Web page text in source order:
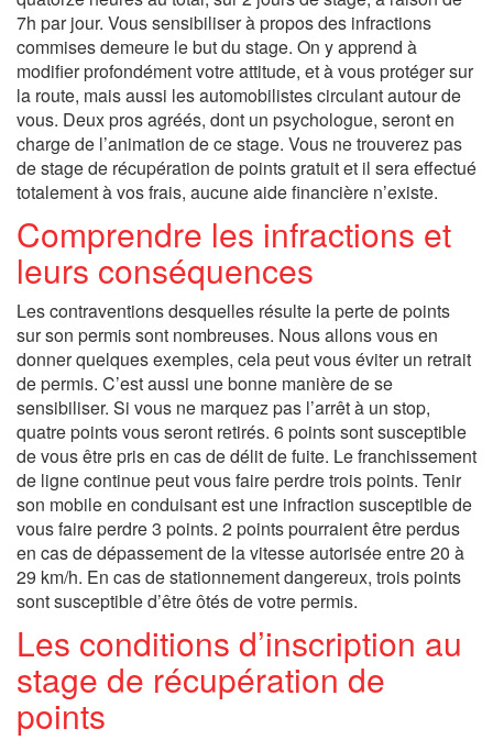
7h par jour. Vous sensibiliser à propos des infractions
commises demeure le but du stage. On y apprend à
modifier profondément votre attitude, et à vous protéger sur
la route, mais aussi les automobilistes circulant autour de
vous. Deux pros agréés, dont un psychologue, seront en
charge de l’animation de ce stage. Vous ne trouverez pas
de stage de récupération de points gratuit et il sera effectué
totalement à vos frais, aucune aide financière n’existe.
Comprendre les infractions et
leurs conséquences
Les contraventions desquelles résulte la perte de points
sur son permis sont nombreuses. Nous allons vous en
donner quelques exemples, cela peut vous éviter un retrait
de permis. C’est aussi une bonne manière de se
sensibiliser. Si vous ne marquez pas l’arrêt à un stop,
quatre points vous seront retirés. 6 points sont susceptible
de vous être pris en cas de délit de fuite. Le franchissement
de ligne continue peut vous faire perdre trois points. Tenir
son mobile en conduisant est une infraction susceptible de
vous faire perdre 3 points. 2 points pourraient être perdus
en cas de dépassement de la vitesse autorisée entre 20 à
29 km/h. En cas de stationnement dangereux, trois points
sont susceptible d’être ôtés de votre permis.
Les conditions d’inscription au
stage de récupération de
points